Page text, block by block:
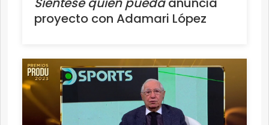
proyecto con Adamari López